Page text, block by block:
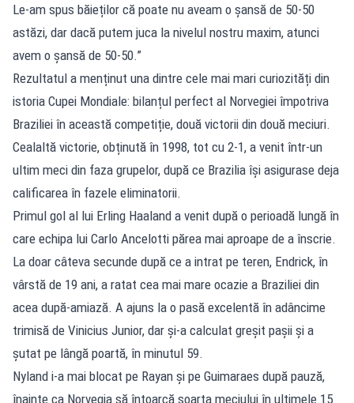
Le-am spus băieților că poate nu aveam o șansă de 50-50
astăzi, dar dacă putem juca la nivelul nostru maxim, atunci
avem o șansă de 50-50.”
Rezultatul a menținut una dintre cele mai mari curiozități din
istoria Cupei Mondiale: bilanțul perfect al Norvegiei împotriva
Braziliei în această competiție, două victorii din două meciuri.
Cealaltă victorie, obținută în 1998, tot cu 2-1, a venit într-un
ultim meci din faza grupelor, după ce Brazilia își asigurase deja
calificarea în fazele eliminatorii.
Primul gol al lui Erling Haaland a venit după o perioadă lungă în
care echipa lui Carlo Ancelotti părea mai aproape de a înscrie.
La doar câteva secunde după ce a intrat pe teren, Endrick, în
vârstă de 19 ani, a ratat cea mai mare ocazie a Braziliei din
acea după-amiază. A ajuns la o pasă excelentă în adâncime
trimisă de Vinicius Junior, dar și-a calculat greșit pașii și a
șutat pe lângă poartă, în minutul 59.
Nyland i-a mai blocat pe Rayan și pe Guimaraes după pauză,
înainte ca Norvegia să întoarcă soarta meciului în ultimele 15